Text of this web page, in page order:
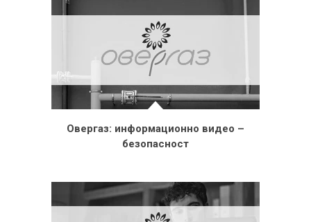
Овергаз: информационно видео –
безопасност